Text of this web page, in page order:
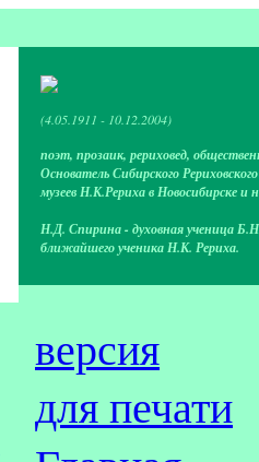
(4.05.1911 - 10.12.2004)
поэт, прозаик, рериховед,
Основатель Сибирского
музеев Н.К.Рериха в Новосибирске и
Н.Д. Спирина - духовная ученица
ближайшего ученика Н.К. Рериха.
версия
для печати